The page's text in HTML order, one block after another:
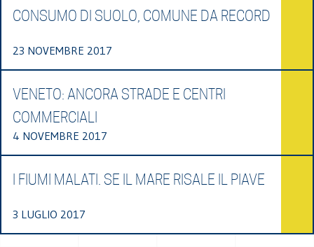
CONSUMO DI SUOLO, COMUNE DA RECORD
23 NOVEMBRE 2017
VENETO: ANCORA STRADE E CENTRI
COMMERCIALI
4 NOVEMBRE 2017
I FIUMI MALATI. SE IL MARE RISALE IL PIAVE
3 LUGLIO 2017